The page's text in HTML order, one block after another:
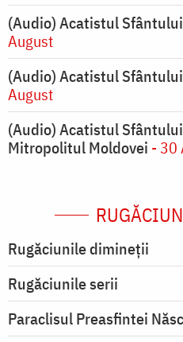
(Audio) Acatistul
August
(Audio) Acatistul
August
(Audio) Acatistul
Mitropolitul Moldovei - 30
Rugăciunile dimineții
Rugăciunile serii
Paraclisul Preasfintei